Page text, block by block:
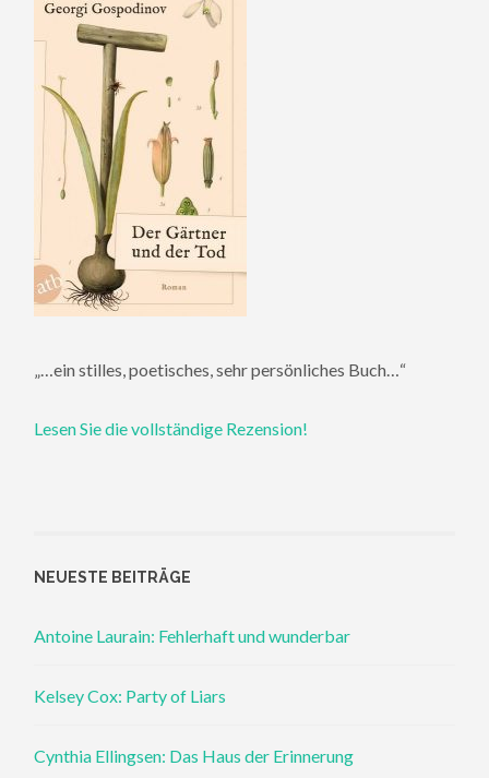
„…ein stilles, poetisches, sehr persönliches Buch…“
Lesen Sie die vollständige Rezension!
NEUESTE BEITRÄGE
Antoine Laurain: Fehlerhaft und wunderbar
Kelsey Cox: Party of Liars
Cynthia Ellingsen: Das Haus der Erinnerung